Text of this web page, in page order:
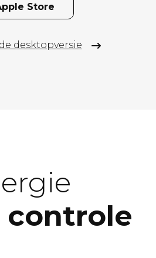
Store
desktopversie
controle